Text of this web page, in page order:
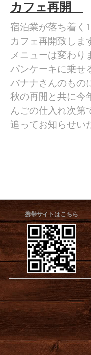
カフェ再開
宿泊業が落ち着く
カフェ再開致しま
メニューは変わり
パンケーキに乗せ
バナナさんのもの
秋の再開と共に今
んごの仕入れ次第
追ってお知らせい
携帯サイトはこちら